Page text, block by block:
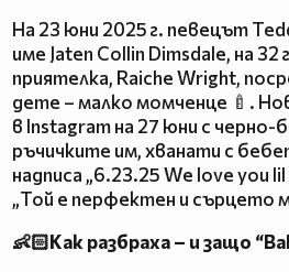
На 23 юни 2025 г. певецът
име Jaten Collin Dimsdale, на 32
приятелка, Raiche Wright,
дете – малко момченце 🍼.
в Instagram на 27 юни с черно-
ръчичките им, хванати с
надписа „6.23.25 We love you
„Той е перфектен и сърцето
👶🏻Как разбраха – и защо